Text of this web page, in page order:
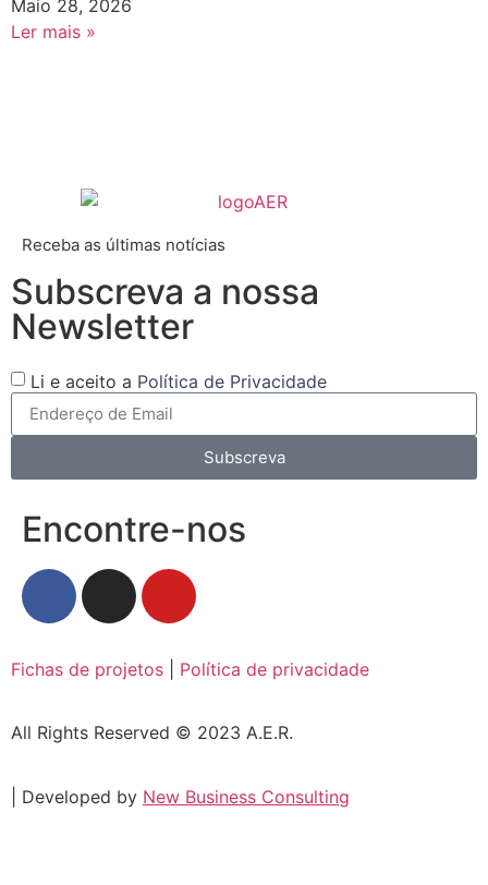
Maio 28, 2026
Ler mais »
Receba as últimas notícias
Subscreva a nossa
Newsletter
Li e aceito a Política de Privacidade
Subscreva
Encontre-nos
Fichas de projetos Política de privacidade
All Rights Reserved © 2023 A.E.R.
| Developed by New Business Consulting